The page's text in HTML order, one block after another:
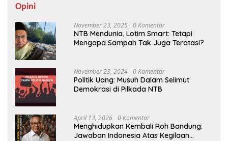
Opini
November 23, 2025 0 Komentar
NTB Mendunia, Lotim Smart: Tetapi
Mengapa Sampah Tak Juga Teratasi?
November 23, 2024 0 Komentar
Politik Uang: Musuh Dalam Selimut
Demokrasi di Pilkada NTB
April 13, 2026 0 Komentar
Menghidupkan Kembali Roh Bandung:
Jawaban Indonesia Atas Kegilaan